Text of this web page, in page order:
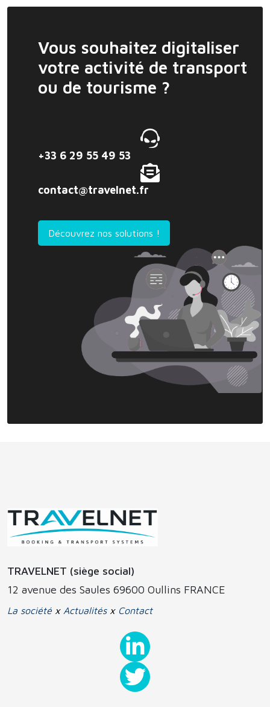
Vous souhaitez digitaliser
votre activité de transport
ou de tourisme ?
+33 6 29 55 49 53
contact@travelnet.fr
Découvrez nos solutions !
TRAVELNET (siège social)
12 avenue des Saules 69600 Oullins FRANCE
La société x Actualitésx Contact